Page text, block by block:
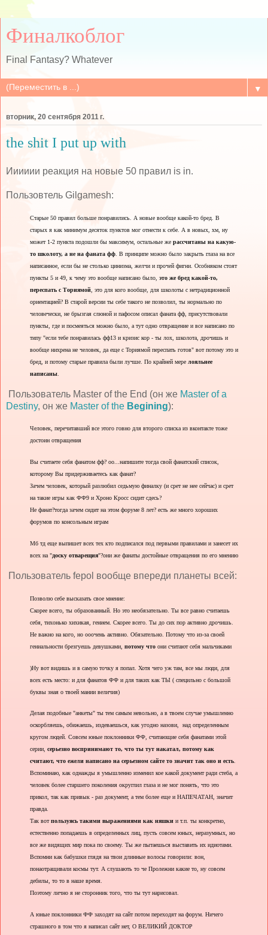
Финалкоблог
Final Fantasy? Whatever
▼
вторник, 20 сентября 2011 г.
the shit I put up with
Ииииии реакция на новые 50 правил is in.
Пользовтель Gilgamesh:
Старые 50 правил больше понравились. А новые вообще какой-то бред. В
старых я как минимум десяток пунктов мог отнести к себе. А в новых, хм, ну
может 1-2 пункта подошли бы максимум, остальные же рассчитаны на какую-
то школоту, а не на фаната фф В принципе можно было закрыть глаза на все
написанное, если бы не столько цинизма, желчи и прочей фигни. Особняком стоят
пункты 5 и 49, к чему это вообще написано было, это же бред какой-то,
переспать с Ториямой , это для кого вообще, для школоты с нетрадиционной
ориентацией? В старой версии ты себе такого не позволил, ты нормально по
человечески, не брызгая слюной и пафосом описал фаната фф, присутствовали
пункты, где и посмеяться можно было, а тут одно отвращение и все написано по
типу "если тебе понравилась фф13 и кризис кор - ты лох, школота, дрочишь и
вообще нихрена не человек, да еще с Ториямой переспать готов" вот потому это и
бред, и потому старые правила были лучше. По крайней мере лояльнее
написаны
Пользователь Master of the End (он же Master of a
Destiny, он же Master of the Begining):
Человек, перечитавший все этого говно для второго списка из вконтакте тоже
достоин отвращения
Вы считаете себя фанатом фф? оо...напишите тогда свой фанатский список,
которому Вы придерживаетесь как фанат?
Зачем человек, который разлюбил седьмую финалку (и срет не нее сейчас) и срет
на такие игры как ФФ9 и Хроно Кросс сидит сдесь?
Не фанат?тогда зачем сидит на этом форуме 8 лет? есть же много хороших
форумов по консольным играм
Мб тд еще выпишет всех тех кто подписался под первыми правилами и занесет их
всех на "доску отварещия"?они же фанаты достойные отвращения по его мнению
Пользователь fepol вообще впереди планеты всей:
Позволю себе высказать свое мнение:
Скорее всего, ты образованный. Но это необязательно. Ты все равно считаешь
себя, тихонько хихикая, гением. Скорее всего. Ты до сих пор активно дрочишь.
Не важно на кого, но ооочень активно. Обязательно. Потому что из-за своей
гениальности брезгуешь девушками, потому что они считают себя мальчиками
)Ну вот видишь и в самую точку я попал. Хотя чего уж там, все мы люди, для
всех есть место: и для фанатов ФФ и для таких как ТЫ ( специльно с большой
буквы зная о твоей мании величия)
Делая подобные "анкеты" ты тем самым невольно, а в твоем случае умышленно
оскорбляешь, обижаешь, издеваешься, как угодно назови, над определенным
кругом людей. Совсем юные поклонники ФФ, считающие себя фанатами этой
серии, серьезно воспринимают то, что ты тут накатал, потому как
считают, что ежели написано на серьезном сайте то значит так оно и есть.
Вспоминаю, как однажды я умышленно изменил кое какой документ ради стеба, а
человек более старшего поколения округлил глаза и не мог понять, что это
прикол, так как привык - раз документ, а тем более еще и НАПЕЧАТАН, значит
правда.
Так вотпользуясь такими выражениями как няшки и т.п. ты конкретно,
естественно попадаешь в определенных лиц, пусть совсем юных, неразумных, но
все же видящих мир пока по своему. Ты же пытаешься выставить их идиотами.
Вспомни как бабушки глядя на твои длинные волосы говорили: вон,
понаотращивали космы тут. А слушають то че Пролежни какие то, ну совсем
дебилы, то то в наше время.
Поэтому лично я не сторонник того, что ты тут нарисовал.
А юные поклонники ФФ заходят на сайт потом переходят на форум. Ничего
страшного в том что я написал сайт нет, О ВЕЛИКИЙ ДОКТОР